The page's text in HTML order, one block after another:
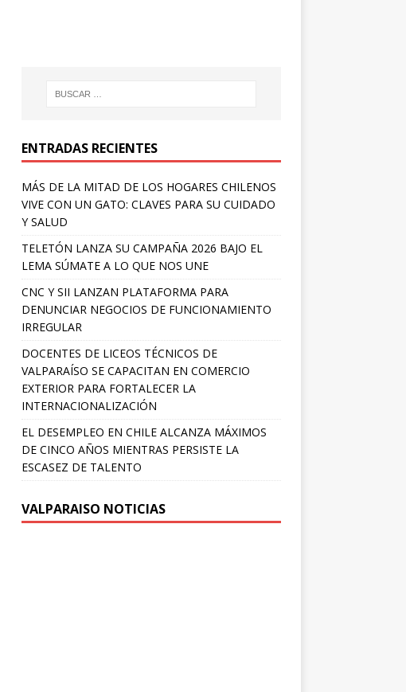
ENTRADAS RECIENTES
MÁS DE LA MITAD DE LOS HOGARES CHILENOS
VIVE CON UN GATO: CLAVES PARA SU CUIDADO
Y SALUD
TELETÓN LANZA SU CAMPAÑA 2026 BAJO EL
LEMA SÚMATE A LO QUE NOS UNE
CNC Y SII LANZAN PLATAFORMA PARA
DENUNCIAR NEGOCIOS DE FUNCIONAMIENTO
IRREGULAR
DOCENTES DE LICEOS TÉCNICOS DE
VALPARAÍSO SE CAPACITAN EN COMERCIO
EXTERIOR PARA FORTALECER LA
INTERNACIONALIZACIÓN
EL DESEMPLEO EN CHILE ALCANZA MÁXIMOS
DE CINCO AÑOS MIENTRAS PERSISTE LA
ESCASEZ DE TALENTO
VALPARAISO NOTICIAS